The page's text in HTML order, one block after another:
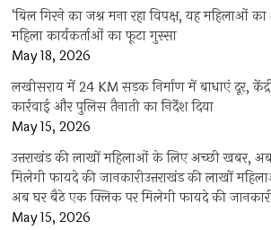
‘बिल गिरने का जश्न मना रहा विपक्ष, यह महिलाओं
महिला कार्यकर्ताओं का फूटा गुस्सा
May 18, 2026
लखीसराय में 24 KM सड़क निर्माण में बाधाएं दूर,
कार्रवाई और पुलिस तैनाती का निर्देश दिया
May 15, 2026
उत्तराखंड की लाखों महिलाओं के लिए अच्छी खबर,
मिलेगी फायदे की जानकारीउत्तराखंड की लाखों
अब घर बैठे एक क्लिक पर मिलेगी फायदे की
May 15, 2026